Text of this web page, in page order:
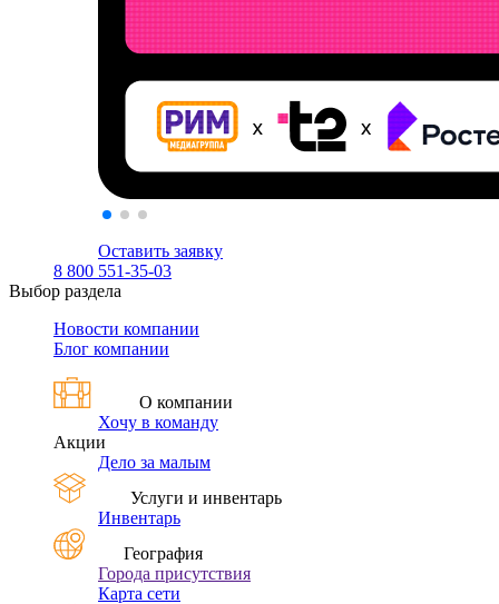
Оставить заявку
8 800 551-35-03
Выбор раздела
Новости компании
Блог компании
О компании
Хочу в команду
Акции
Дело за малым
Услуги и инвентарь
Инвентарь
География
Города присутствия
Карта сети